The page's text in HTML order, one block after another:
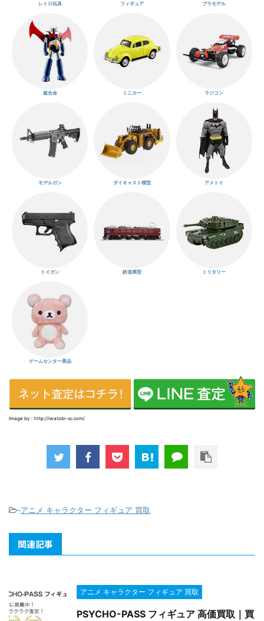
レトロ玩具 フィギュア プラモデル
超合金 ミニカー ラジコン
モデルガン ダイキャスト模型 アメトイ
トイガン 鉄道模型 ミリタリー
ゲームセンター景品
Image by：http://iwatobi-sc.com/
-アニメ キャラクター フィギュア 買取
関連記事
アニメ キャラクター フィギュア 買取
PSYCHO-PASS フィギュア 高価買取｜買